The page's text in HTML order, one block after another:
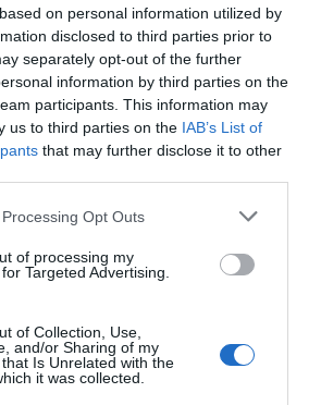
on personal information utilized by
disclosed to third parties prior to
separately opt-out of the further
information by third parties on the
participants. This information may
us to third parties on the IAB’s List of
that may further disclose it to other
Opt Outs
of processing my
Targeted Advertising.
of Collection, Use,
and/or Sharing of my
Is Unrelated with the
it was collected.
Θεος σχωρέστον
ένα σχόλιο